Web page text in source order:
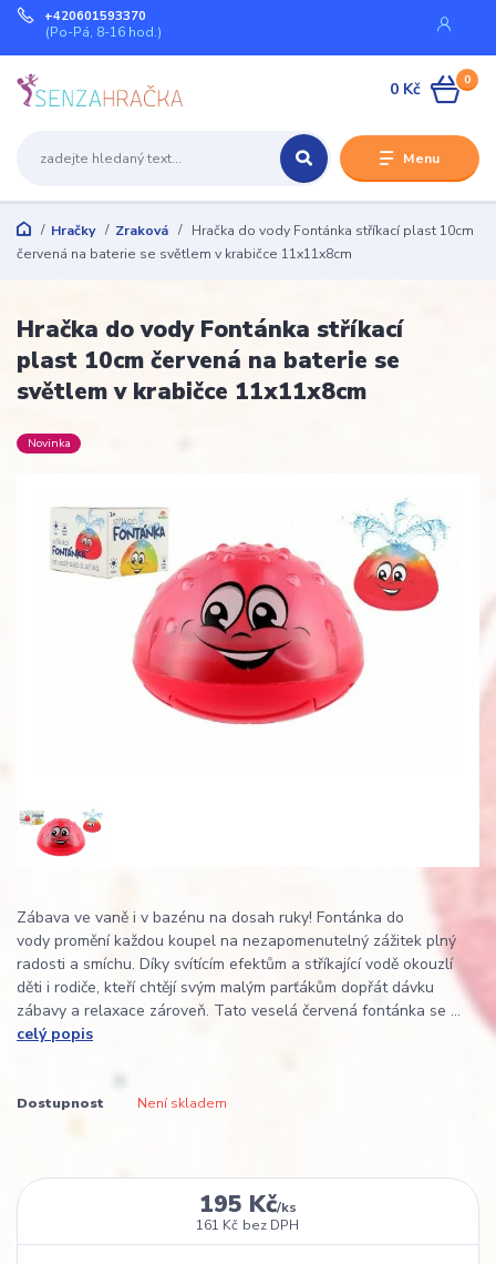
Menu
+420601593370
(Po-Pá, 8-16 hod.)
0
0 Kč
Hračky Zraková
Hračka do vody Fontánka stříkací plast 10cm
červená na baterie se světlem v krabičce 11x11x8cm
Hračka do vody Fontánka stříkací
plast 10cm červená na baterie se
světlem v krabičce 11x11x8cm
Novinka
Zábava ve vaně i v bazénu na dosah ruky! Fontánka do
vody promění každou koupel na nezapomenutelný zážitek plný
radosti a smíchu. Díky svítícím efektům a stříkající vodě okouzlí
děti i rodiče, kteří chtějí svým malým parťákům dopřát dávku
zábavy a relaxace zároveň. Tato veselá červená fontánka se ...
celý popis
Dostupnost Není skladem
195 Kč/ks
161 Kč bez DPH